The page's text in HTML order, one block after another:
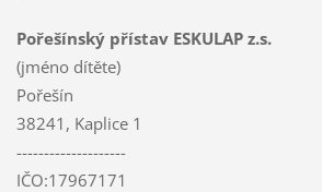
Pořešínský přístav ESKULAP z.s.
(jméno dítěte)
Pořešín
38241, Kaplice 1
--------------------
IČO:17967171